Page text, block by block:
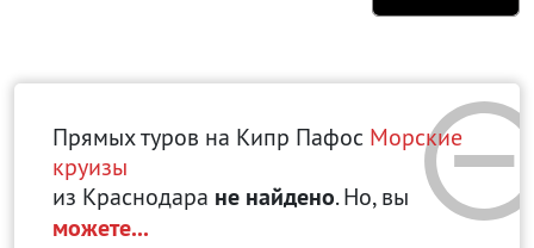
Прямых туров на Кипр Пафос Морские
круизы
из Краснодара не найдено. Но, вы
можете...